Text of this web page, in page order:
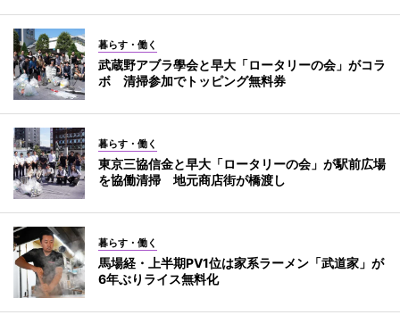
暮らす・働く
武蔵野アブラ學会と早大「ロータリーの会」がコラ
ボ 清掃参加でトッピング無料券
暮らす・働く
東京三協信金と早大「ロータリーの会」が駅前広場
を協働清掃 地元商店街が橋渡し
暮らす・働く
馬場経・上半期PV1位は家系ラーメン「武道家」が
6年ぶりライス無料化